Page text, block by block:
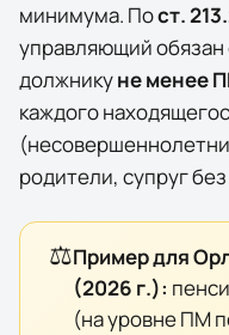
минимума. Пост.
управляющий
должникуне менее
каждого
родители, супруг
⚖️Пример для
(2026 г.):
(на уровне ПМ